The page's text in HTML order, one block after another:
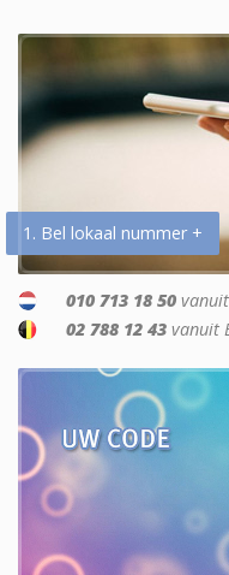
1. Bel lokaal nummer +
010 713 18 50
02 788 12 43 vanuit